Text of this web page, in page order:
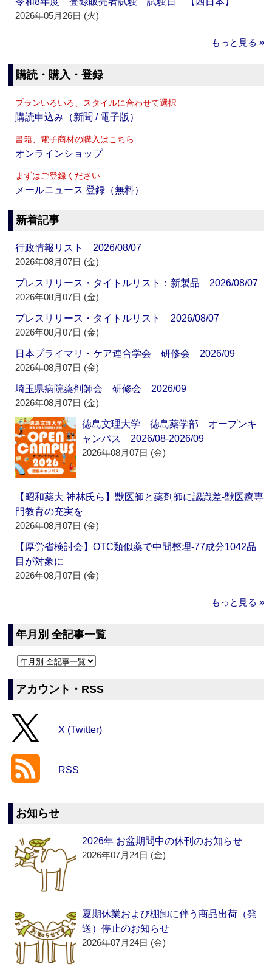
2026年05月26日 (火)
もっと見る »
購読・購入・登録
プランいろいろ、スタイルに合わせて選択
購読申込み（新聞 / 電子版）
書籍、電子商材の購入はこちら
オンラインショップ
まずはご登録ください
メールニュース 登録（無料）
新着記事
行政情報リスト 2026/08/07
2026年08月07日 (金)
プレスリリース・タイトルリスト：新製品 2026/08/07
2026年08月07日 (金)
プレスリリース・タイトルリスト 2026/08/07
2026年08月07日 (金)
日本プライマリ・ケア連合学会 研修会 2026/09
2026年08月07日 (金)
埼玉県病院薬剤師会 研修会 2026/09
2026年08月07日 (金)
徳島文理大学 徳島薬学部 オープンキ
ャンパス 2026/08-2026/09
2026年08月07日 (金)
【昭和薬大 神林氏ら】獣医師と薬剤師に認識差‐獣医療専
門教育の充実を
2026年08月07日 (金)
【厚労省検討会】OTC類似薬で中間整理‐77成分1042品
目が対象に
2026年08月07日 (金)
もっと見る »
年月別 全記事一覧
アカウント・RSS
X (Twitter)
RSS
お知らせ
2026年 お盆期間中の休刊のお知らせ
2026年07月24日 (金)
夏期休業および棚卸に伴う商品出荷（発
送）停止のお知らせ
2026年07月24日 (金)